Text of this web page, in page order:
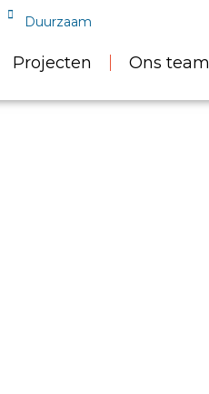
Duurzaam
Projecten Ons team